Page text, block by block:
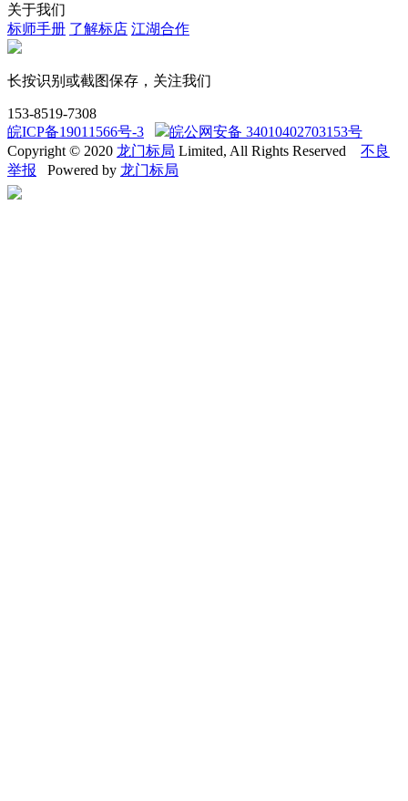
关于我们
标师手册 了解标店 江湖合作
长按识别或截图保存，关注我们
153-8519-7308
皖ICP备19011566号-3
皖公网安备 34010402703153号
Copyright © 2020 龙门标局 Limited, All Rights Reserved 不良
举报 Powered by 龙门标局